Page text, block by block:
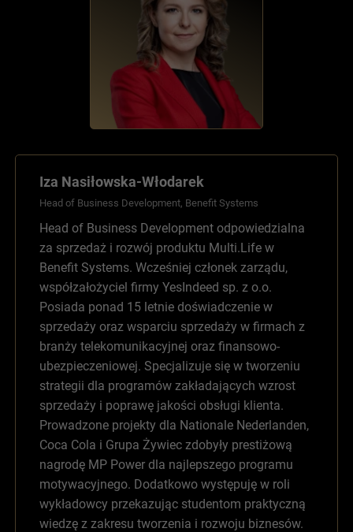
Iza Nasiłowska-Włodarek
Head of Business Development, Benefit Systems
Head of Business Development odpowiedzialna
za sprzedaż i rozwój produktu Multi.Life w
Benefit Systems. Wcześniej członek zarządu,
współzałożyciel firmy YesIndeed sp. z o.o.
Posiada ponad 15 letnie doświadczenie w
sprzedaży oraz wsparciu sprzedaży w firmach z
branży telekomunikacyjnej oraz finansowo-
ubezpieczeniowej. Specjalizuje się w tworzeniu
strategii dla programów zakładających wzrost
sprzedaży i poprawę jakości obsługi klienta.
Prowadzone projekty dla Nationale Nederlanden,
Coca Cola i Grupa Żywiec zdobyły prestiżową
nagrodę MP Power dla najlepszego programu
motywacyjnego. Dodatkowo występuję w roli
wykładowcy przekazując studentom praktyczną
wiedzę z zakresu tworzenia i rozwoju biznesów.